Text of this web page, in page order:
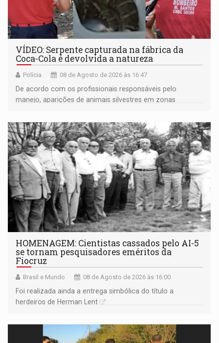
VÍDEO: Serpente capturada na fábrica da
Coca-Cola é devolvida a natureza
Polícia 08 de Agosto de 2026 às 16:47
De acordo com os profissionais responsáveis pelo
manejo, aparições de animais silvestres em zonas
HOMENAGEM: Cientistas cassados pelo AI-5
se tornam pesquisadores eméritos da
Fiocruz
Brasil e Mundo 08 de Agosto de 2026 às 16:00
Foi realizada ainda a entrega simbólica do título a
herdeiros de Herman Lent